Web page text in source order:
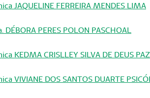
JAQUELINE FERREIRA MENDES LIMA
PERES POLON PASCHOAL
KEDMA CRISLLEY SILVA DE DEUS PAZ
VIVIANE DOS SANTOS DUARTE